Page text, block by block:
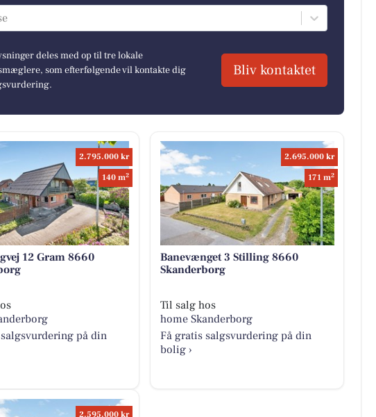
deles med op til tre lokale
som efterfølgende vil kontakte dig
Bliv kontaktet
2.795.000 kr
140 m2
12 Gram 8660
på din
2.695.000 kr
171 m2
Banevænget 3 Stilling 8660
Skanderborg
Til salg hos
home Skanderborg
Få gratis salgsvurdering på din
bolig ›
2.595.000 kr